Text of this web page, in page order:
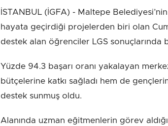
İSTANBUL (İGFA) - Maltepe
hayata geçirdiği projelerden biri olan
destek alan öğrenciler LGS sonuçlarında
Yüzde 94.3 başarı oranı yakalayan
bütçelerine katkı sağladı hem de
destek sunmuş oldu.
Alanında uzman eğitmenlerin görev